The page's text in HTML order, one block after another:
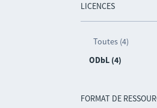
LICENCES
Toutes (4)
ODbL (4)
FORMAT DE